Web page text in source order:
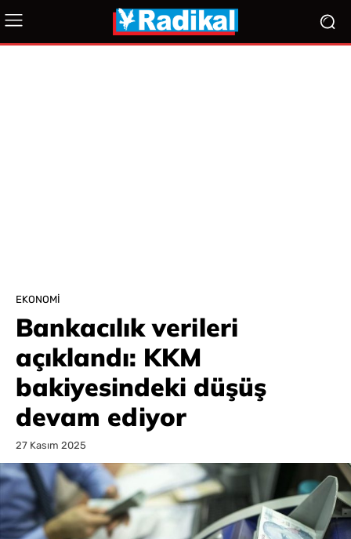
EKONOMI
Bankacılık verileri
açıklandı: KKM
bakiyesindeki düşüş
devam ediyor
27 Kasım 2025